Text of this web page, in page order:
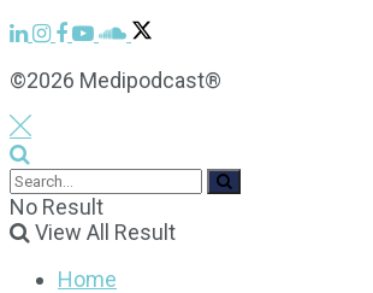
©2026 Medipodcast®
No Result
View All Result
Home